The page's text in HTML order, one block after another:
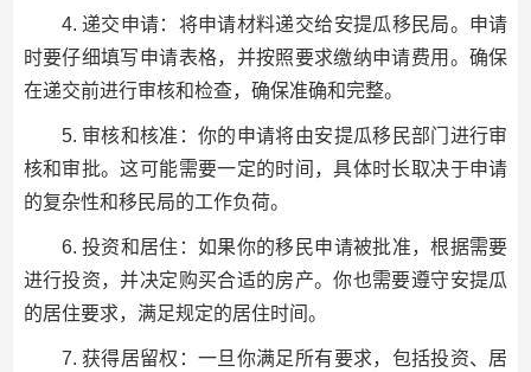
4. 递交申请：将申请材料递交给安提瓜移民局。申请
时要仔细填写申请表格，并按照要求缴纳申请费用。确保
在递交前进行审核和检查，确保准确和完整。
5. 审核和核准：你的申请将由安提瓜移民部门进行审
核和审批。这可能需要一定的时间，具体时长取决于申请
的复杂性和移民局的工作负荷。
6. 投资和居住：如果你的移民申请被批准，根据需要
进行投资，并决定购买合适的房产。你也需要遵守安提瓜
的居住要求，满足规定的居住时间。
7. 获得居留权：一旦你满足所有要求，包括投资、居